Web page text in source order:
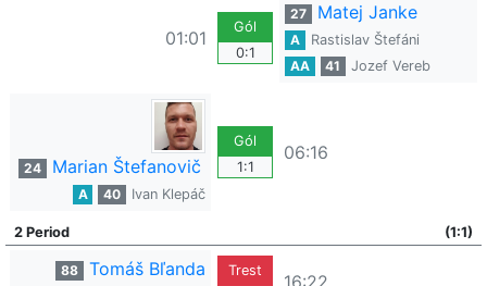
01:01
Gól
0:1
27 Matej Janke
A
Rastislav Štefáni
AA
41 Jozef Vereb
24 Marian Štefanovič
A 40 Ivan Klepáč
Gól
1:1
06:16
2 Period (1:1)
88 Tomáš Bľanda
Trest
16:22